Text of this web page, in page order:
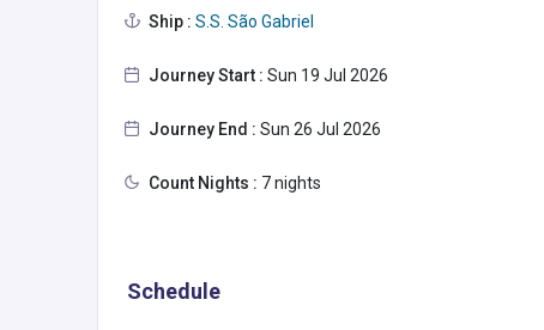
Ship : S.S. São Gabriel
Journey Start : Sun 19 Jul 2026
Journey End : Sun 26 Jul 2026
Count Nights : 7 nights
Schedule